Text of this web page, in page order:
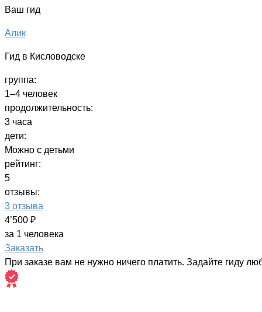
Ваш гид
Алик
Гид в Кисловодске
группа:
1–4 человек
продолжительность:
3 часа
дети:
Можно с детьми
рейтинг:
5
отзывы:
3 отзыва
4’500 ₽
за 1 человека
Заказать
При заказе вам не нужно ничего платить. Задайте гиду